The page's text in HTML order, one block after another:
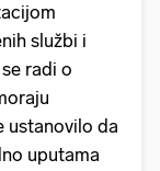
službi i
radi o
ustanovilo da
uputama